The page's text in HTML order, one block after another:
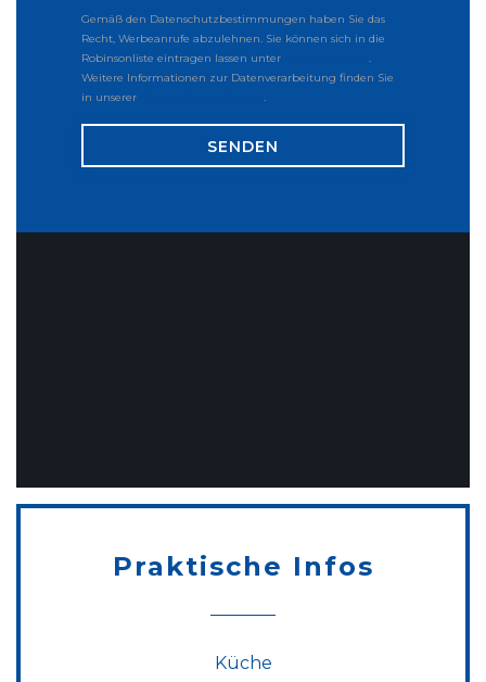
Gemäß den Datenschutzbestimmungen haben Sie das
Recht, Werbeanrufe abzulehnen. Sie können sich in die
Robinsonliste eintragen lassen unter
.
Weitere Informationen zur Datenverarbeitung finden Sie
in unserer
.
Praktische Infos
Küche